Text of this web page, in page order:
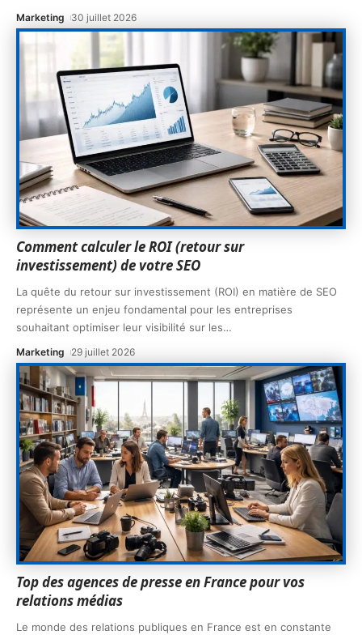
Marketing 30 juillet 2026
Comment calculer le ROI (retour sur
investissement) de votre SEO
La quête du retour sur investissement (ROI) en matière de SEO
représente un enjeu fondamental pour les entreprises
souhaitant optimiser leur visibilité sur les…
Marketing 29 juillet 2026
Top des agences de presse en France pour vos
relations médias
Le monde des relations publiques en France est en constante